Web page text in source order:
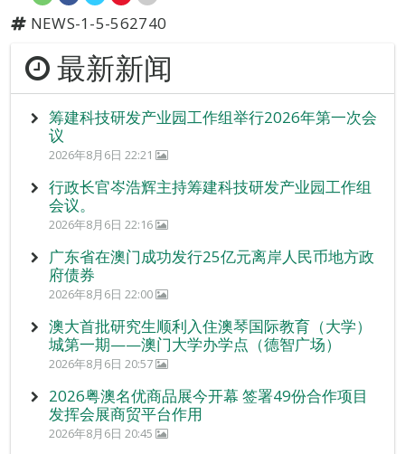
NEWS-1-5-562740
最新新闻
筹建科技研发产业园工作组举行2026年第一次会
议
2026年8月6日 22:21
行政长官岑浩辉主持筹建科技研发产业园工作组
会议。
2026年8月6日 22:16
广东省在澳门成功发行25亿元离岸人民币地方政
府债券
2026年8月6日 22:00
澳大首批研究生顺利入住澳琴国际教育（大学）
城第一期——澳门大学办学点（德智广场）
2026年8月6日 20:57
2026粤澳名优商品展今开幕 签署49份合作项目
发挥会展商贸平台作用
2026年8月6日 20:45